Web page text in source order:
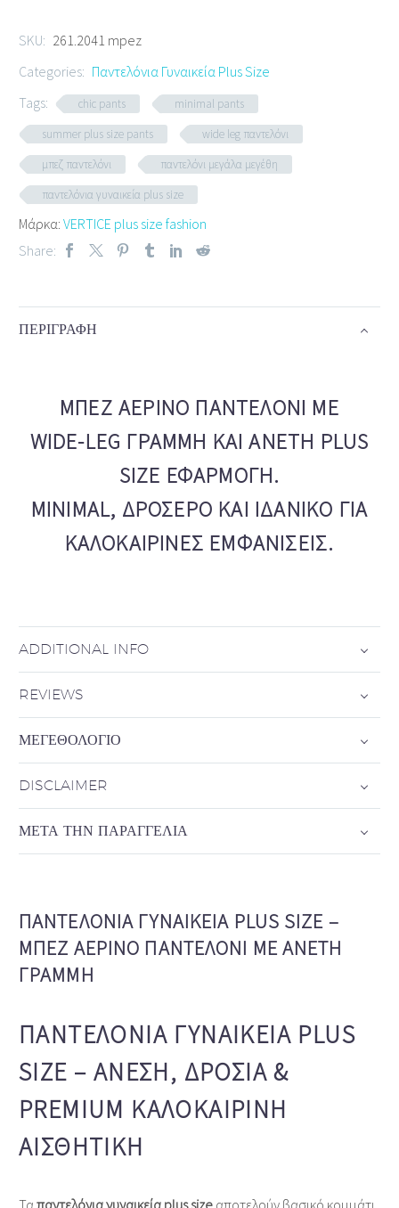
SKU: 261.2041 mpez
Categories: Παντελόνια Γυναικεία Plus Size
Tags:
chic pants
minimal pants
summer plus size pants
wide leg παντελόνι
μπεζ παντελόνι
παντελόνι μεγάλα μεγέθη
παντελόνια γυναικεία plus size
Μάρκα: VERTICE plus size fashion
Share:
ΠΕΡΙΓΡΑΦΉ
ΜΠΕΖ ΑΈΡΙΝΟ ΠΑΝΤΕΛΌΝΙ ΜΕ
WIDE‑LEG ΓΡΑΜΜΉ ΚΑΙ ΆΝΕΤΗ PLUS
SIZE ΕΦΑΡΜΟΓΉ.
MINIMAL, ΔΡΟΣΕΡΌ ΚΑΙ ΙΔΑΝΙΚΌ ΓΙΑ
ΚΑΛΟΚΑΙΡΙΝΈΣ ΕΜΦΑΝΊΣΕΙΣ.
ADDITIONAL INFO
REVIEWS
ΜΕΓΕΘΟΛΌΓΙΟ
DISCLAIMER
ΜΕΤΆ ΤΗΝ ΠΑΡΑΓΓΕΛΊΑ
ΠΑΝΤΕΛΌΝΙΑ ΓΥΝΑΙΚΕΊΑ PLUS SIZE –
ΜΠΕΖ ΑΈΡΙΝΟ ΠΑΝΤΕΛΌΝΙ ΜΕ ΆΝΕΤΗ
ΓΡΑΜΜΉ
ΠΑΝΤΕΛΌΝΙΑ ΓΥΝΑΙΚΕΊΑ PLUS
SIZE – ΆΝΕΣΗ, ΔΡΟΣΙΆ &
PREMIUM ΚΑΛΟΚΑΙΡΙΝΉ
ΑΙΣΘΗΤΙΚΉ
Τα παντελόνια γυναικεία plus size αποτελούν βασικό κομμάτι